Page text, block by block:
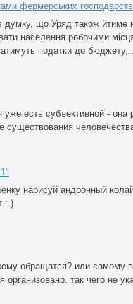
фермерських господарств
що Уряд також йтиме
населення робочими
податки до
есть субъективной - она
существования
нарисуй андронный
:-)
обращатся? или самому
организовано. так чего не